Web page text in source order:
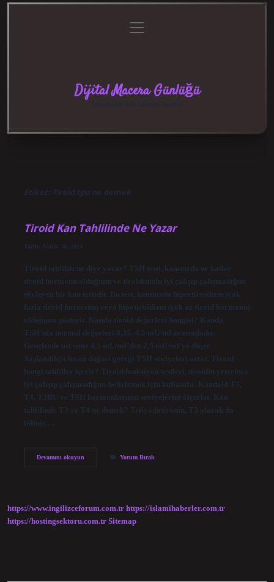
menüyü
aç
Dijital Macera Günlüğü
Etiket: Tiroid tpo ne demek
Tiroid Kan Tahlilinde Ne Yazar
Tarih: Aralık 30, 2024
Tiroid tahlilde ne diye yazar? TSH testi, kanınızda ne kadar
tiroid hormonu olduğunu ve tiroidinizin iyi çalışıp çalışmadığını
söyleyen bir kan testidir. Bu test, kanınızda hipertiroidizm (çok
fazla tiroid hormonu) veya hipotiroidizm (çok az tiroid hormonu)
olduğunu gösterir. Kanda tiroid değerleri hangisi? Kanda
TSH’nin normal değerleri 0,35–4,5 mU/ml arasındadır.
Gençlerde üst sınır 4,5 mU/ml’den 2,5 mU/ml’ye düşer.
Yaşlandıkça insan doğası gereği TSH seviyeleri artar. Tiroid
hangi tahliller içerir? Tiroid fonksiyon testleri, tiroidin yeterince
iyi çalışıp çalışmadığını belirlemek için kullanılır. Kandaki T3,
T4, T3RU ve TSH hormonlarının seviyelerini ölçerler. Kan
tahlilinde T3 ve T4 ne demek? Triiyodotironin, T3 olarak da
bilinir,…
Devamını okuyunTiroid
Yorum Bırak
https://www.ingilizceforum.com.tr https://islamihaberler.com.tr
https://hostingsektoru.com.tr Sitemap